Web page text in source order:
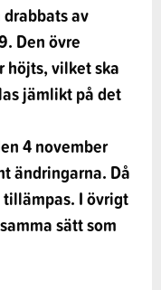
av
Den övre
höjts, vilket ska
jämlikt på det
4 november
ändringarna. Då
I övrigt
sätt som